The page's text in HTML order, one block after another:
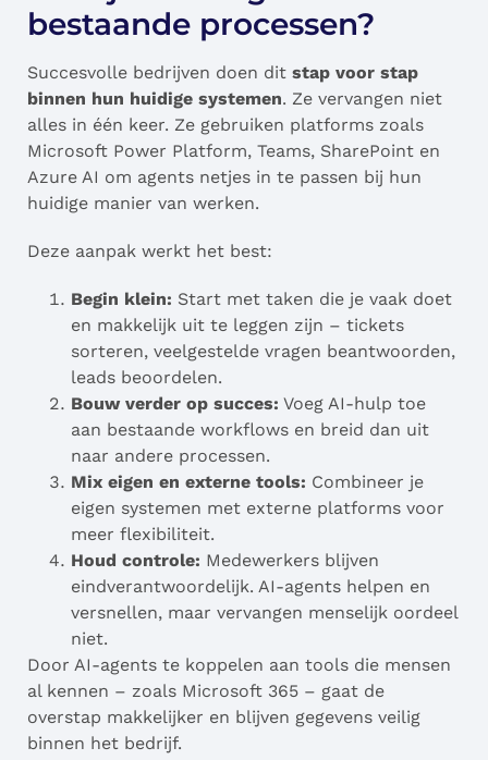
bestaande processen?
Succesvolle bedrijven doen dit stap voor stap
binnen hun huidige systemen. Ze vervangen niet
alles in één keer. Ze gebruiken platforms zoals
Microsoft Power Platform, Teams, SharePoint en
Azure AI om agents netjes in te passen bij hun
huidige manier van werken.
Deze aanpak werkt het best:
Begin klein: Start met taken die je vaak doet
en makkelijk uit te leggen zijn – tickets
sorteren, veelgestelde vragen beantwoorden,
leads beoordelen.
Bouw verder op succes: Voeg AI-hulp toe
aan bestaande workflows en breid dan uit
naar andere processen.
Mix eigen en externe tools: Combineer je
eigen systemen met externe platforms voor
meer flexibiliteit.
Houd controle: Medewerkers blijven
eindverantwoordelijk. AI-agents helpen en
versnellen, maar vervangen menselijk oordeel
niet.
Door AI-agents te koppelen aan tools die mensen
al kennen – zoals Microsoft 365 – gaat de
overstap makkelijker en blijven gegevens veilig
binnen het bedrijf.